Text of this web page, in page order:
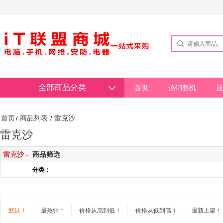
全部商品分类 首页 热销整机
首页 / 商品列表 / 雷克沙
雷克沙
雷克沙 - 商品筛选
分类：
默认 ↑ 最热销 ↑ 价格从高到低 ↑ 价格从低到高 ↑ 最新上架 ↑